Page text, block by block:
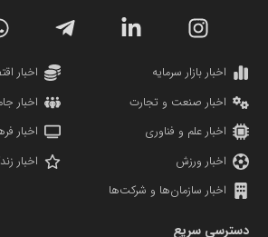
دانشگاه سئوی ایران
مریم حاج نوروز نظری
اخبار بازار سرمایه
اخبار
اخبار صنعت و تجارت
اخبار
اخبار علم و فناوری
اخبار
اخبار ورزش
اخبار
اخبار سازمان‌ها و شرکت‌ها
دسترسی سریع